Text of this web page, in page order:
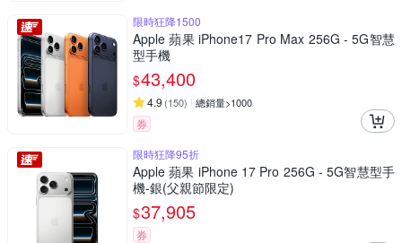
限時狂降1500
Apple 蘋果 iPhone17 Pro Max 256G - 5G智慧
型手機
$43,400
4.9 (150) 總銷量>1000
券
限時狂降95折
Apple 蘋果 iPhone 17 Pro 256G - 5G智慧型手
機-銀(父親節限定)
$37,905
券